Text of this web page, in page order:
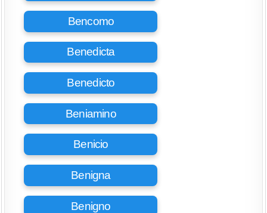
Bencomo
Benedicta
Benedicto
Beniamino
Benicio
Benigna
Benigno